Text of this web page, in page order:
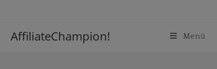
springen
AffiliateChampion! Menü